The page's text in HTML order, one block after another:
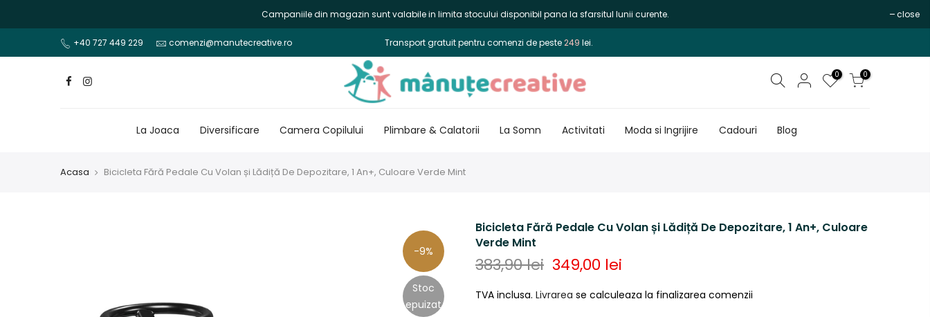
Campaniile din magazin sunt valabile in limita stocului disponibil pana la sfarsitul lunii curente. close
+40 727 449 229 comenzi@manutecreative.ro Transport gratuit pentru comenzi de peste249 lei.
0 0
La Joaca Diversificare Camera Copilului Plimbare & Calatorii La Somn Activitati Moda si Ingrijire Cadouri Blog
Acasa Bicicleta Fără Pedale Cu Volan și Lădiță De Depozitare, 1 An+, Culoare Verde Mint
-9%
Stoc
epuizat
Bicicleta Fără Pedale Cu Volan și Lădiță De Depozitare, 1 An+, Culoare
Verde Mint
383,90 lei 349,00 lei
TVA inclusa. Livrarea se calculeaza la finalizarea comenzii